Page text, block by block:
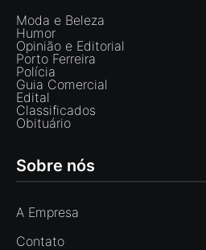
Moda e Beleza
Humor
Opinião e Editorial
Porto Ferreira
Polícia
Guia Comercial
Edital
Classificados
Obituário
Sobre nós
A Empresa
Contato